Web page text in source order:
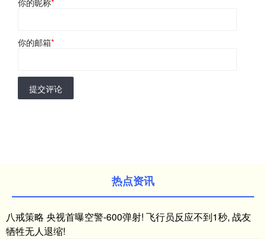
你的昵称*
你的邮箱*
提交评论
热点资讯
八戒策略 央视首曝空警-600弹射! 飞行员反应不到1秒, 战友
牺牲无人退缩!